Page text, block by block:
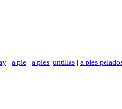
| a pie | a pies juntillas | a pies